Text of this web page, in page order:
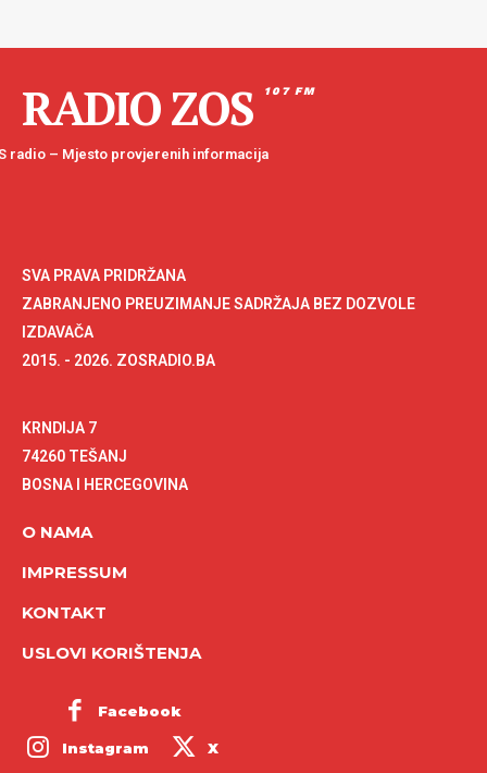
RADIO ZOS 107 FM
radio – Mjesto provjerenih informacija
SVA PRAVA PRIDRŽANA
ZABRANJENO PREUZIMANJE SADRŽAJA BEZ DOZVOLE
IZDAVAČA
2015. - 2026. ZOSRADIO.BA
KRNDIJA 7
74260 TEŠANJ
BOSNA I HERCEGOVINA
O NAMA
IMPRESSUM
KONTAKT
USLOVI KORIŠTENJA
Facebook
Instagram X